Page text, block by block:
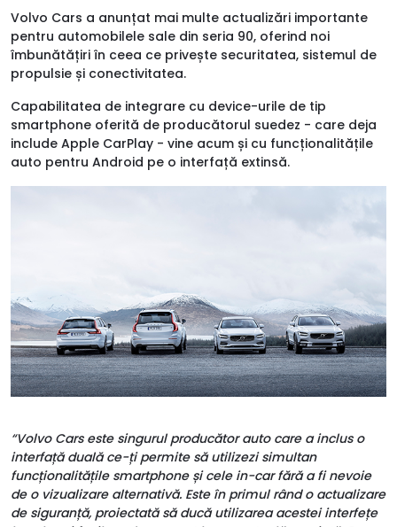
Volvo Cars a anunțat mai multe actualizări importante
pentru automobilele sale din seria 90, oferind noi
îmbunătățiri în ceea ce privește securitatea, sistemul de
propulsie și conectivitatea.
Capabilitatea de integrare cu device-urile de tip
smartphone oferită de producătorul suedez - care deja
include Apple CarPlay - vine acum și cu funcționalitățile
auto pentru Android pe o interfață extinsă.
“Volvo Cars este singurul producător auto care a inclus o
interfață duală ce-ți permite să utilizezi simultan
funcționalitățile smartphone și cele in-car fără a fi nevoie
de o vizualizare alternativă. Este în primul rând o actualizare
de siguranță, proiectată să ducă utilizarea acestei interfețe